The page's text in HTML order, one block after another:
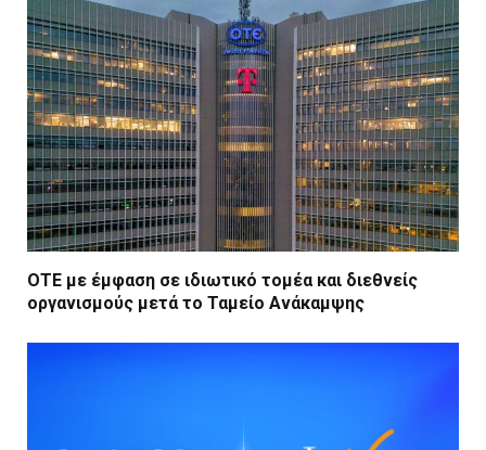
ΟΤΕ με έμφαση σε ιδιωτικό τομέα και διεθνείς
οργανισμούς μετά το Ταμείο Ανάκαμψης